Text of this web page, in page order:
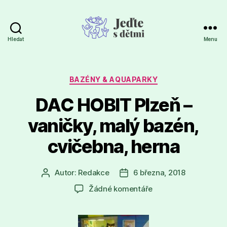
Hledat Menu
Rubriky
BAZÉNY & AQUAPARKY
DAC HOBIT Plzeň –
vaničky, malý bazén,
cvičebna, herna
Autor
příspěvku
Autor: Redakce
Datum
příspěvku
6 března, 2018
Žádné komentářeu